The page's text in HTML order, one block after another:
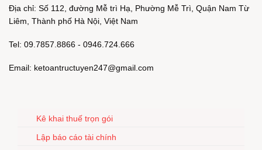
Địa chỉ: Số 112, đường Mễ trì Hạ, Phường Mễ Trì, Quận Nam Từ
Liêm, Thành phố Hà Nội, Việt Nam
Tel: 09.7857.8866 - 0946.724.666
Email: ketoantructuyen247@gmail.com
Kê khai thuế trọn gói
Lập báo cáo tài chính